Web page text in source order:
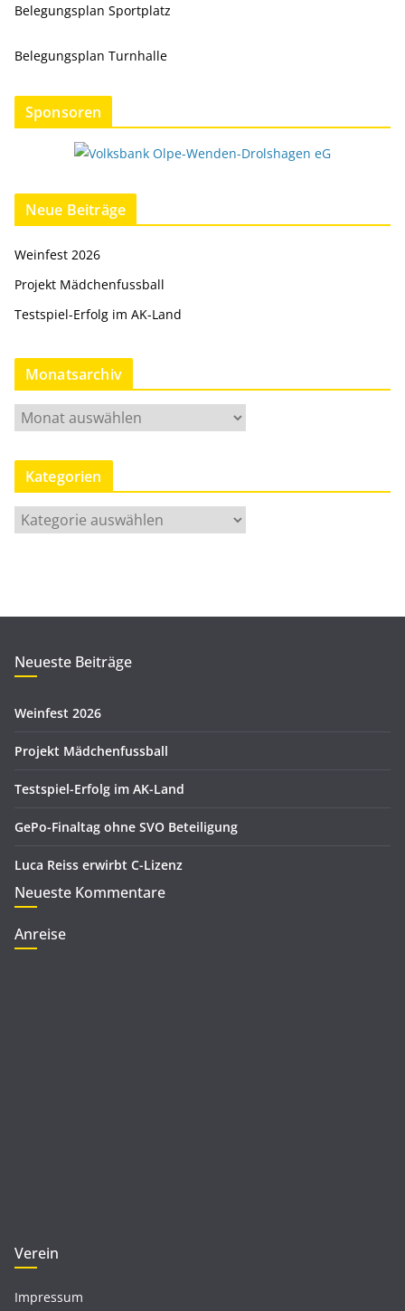
Belegungsplan Sportplatz
Belegungsplan Turnhalle
Sponsoren
Neue Beiträge
Weinfest 2026
Projekt Mädchenfussball
Testspiel-Erfolg im AK-Land
Monatsarchiv
M
o
n
t
h
v
Kategorien
a
r
i
n
Neueste Beiträge
Weinfest 2026
Projekt Mädchenfussball
Testspiel-Erfolg im AK-Land
GePo-Finaltag ohne SVO Beteiligung
Luca Reiss erwirbt C-Lizenz
Neueste Kommentare
Anreise
Verein
Impressum